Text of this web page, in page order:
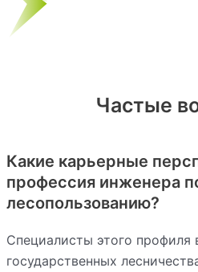
Частые
Какие карьерные
профессия инженера
лесопользованию?
Специалисты этого профиля
государственных